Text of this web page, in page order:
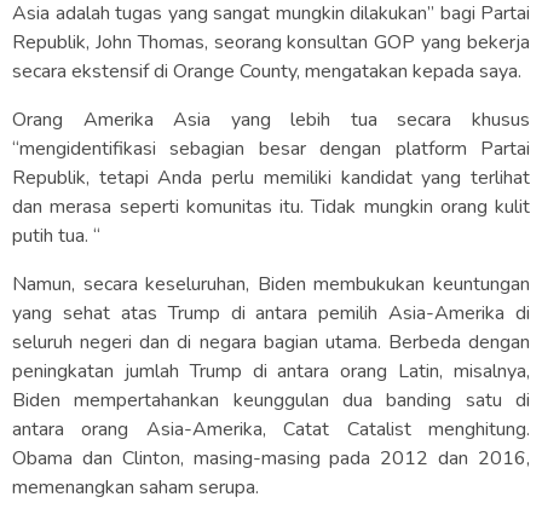
Asia adalah tugas yang sangat mungkin dilakukan” bagi Partai
Republik, John Thomas, seorang konsultan GOP yang bekerja
secara ekstensif di Orange County, mengatakan kepada saya.
Orang Amerika Asia yang lebih tua secara khusus
“mengidentifikasi sebagian besar dengan platform Partai
Republik, tetapi Anda perlu memiliki kandidat yang terlihat
dan merasa seperti komunitas itu. Tidak mungkin orang kulit
putih tua. “
Namun, secara keseluruhan, Biden membukukan keuntungan
yang sehat atas Trump di antara pemilih Asia-Amerika di
seluruh negeri dan di negara bagian utama. Berbeda dengan
peningkatan jumlah Trump di antara orang Latin, misalnya,
Biden mempertahankan keunggulan dua banding satu di
antara orang Asia-Amerika, Catat Catalist menghitung.
Obama dan Clinton, masing-masing pada 2012 dan 2016,
memenangkan saham serupa.